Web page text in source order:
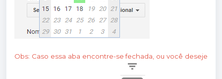
Obs: Caso essa aba encontre-se fechada, ou você deseje